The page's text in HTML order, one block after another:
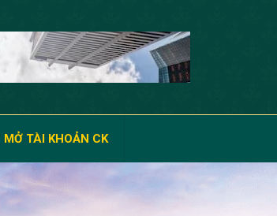
MỞ TÀI KHOẢN CK